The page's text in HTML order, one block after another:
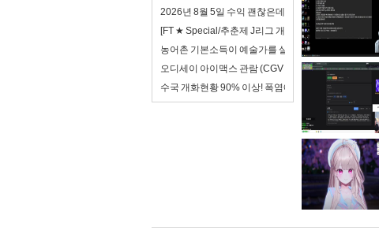
2026년 8월 5일 수익 괜찮은데? 하지만 이제 안녕.
[FT ★ Special/추춘제 J리그 개막특집 2/3] 동기부여
농어촌 기본소득이 예술가를 살리는 방법
오디세이 아이맥스 관람 (CGV 천호 아이맥스)
수국 개화현황 90% 이상! 폭염에도 아름다운 옥천묘목